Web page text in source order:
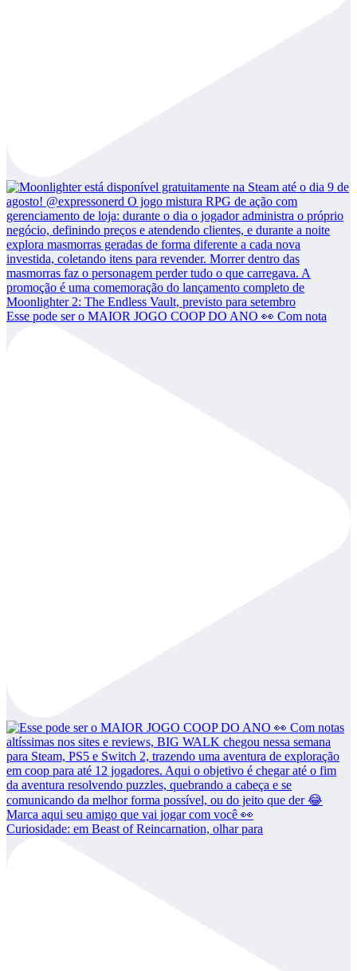
Esse pode ser o MAIOR JOGO COOP DO ANO 👀 Com nota
Curiosidade: em Beast of Reincarnation, olhar para